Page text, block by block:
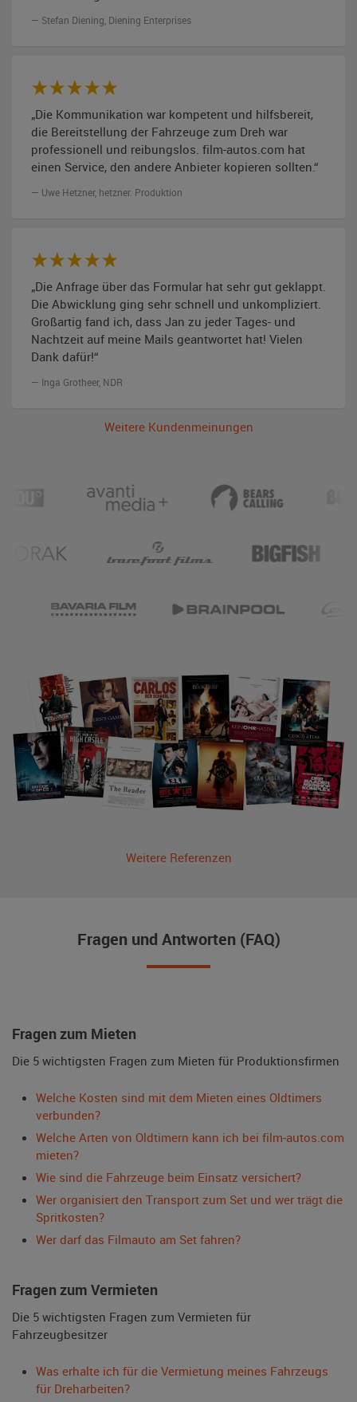
Stefan Diening, Diening Enterprises
„Die Kommunikation war kompetent und hilfsbereit,
die Bereitstellung der Fahrzeuge zum Dreh war
professionell und reibungslos. film-autos.com hat
einen Service, den andere Anbieter kopieren sollten.“
Uwe Hetzner, hetzner. Produktion
„Die Anfrage über das Formular hat sehr gut geklappt.
Die Abwicklung ging sehr schnell und unkompliziert.
Großartig fand ich, dass Jan zu jeder Tages- und
Nachtzeit auf meine Mails geantwortet hat! Vielen
Dank dafür!“
Inga Grotheer, NDR
Weitere Kundenmeinungen
Weitere Referenzen
Fragen und Antworten (FAQ)
Fragen zum Mieten
Die 5 wichtigsten Fragen zum Mieten für Produktionsfirmen
Welche Kosten sind mit dem Mieten eines Oldtimers
verbunden?
Welche Arten von Oldtimern kann ich bei film-autos.com
mieten?
Wie sind die Fahrzeuge beim Einsatz versichert?
Wer organisiert den Transport zum Set und wer trägt die
Spritkosten?
Wer darf das Filmauto am Set fahren?
Fragen zum Vermieten
Die 5 wichtigsten Fragen zum Vermieten für
Fahrzeugbesitzer
Was erhalte ich für die Vermietung meines Fahrzeugs
für Dreharbeiten?